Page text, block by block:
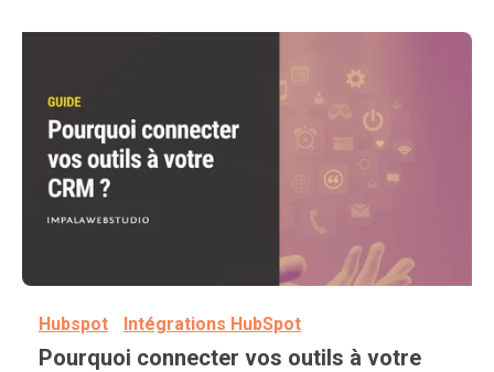
Hubspot Intégrations HubSpot
Pourquoi connecter vos outils à votre